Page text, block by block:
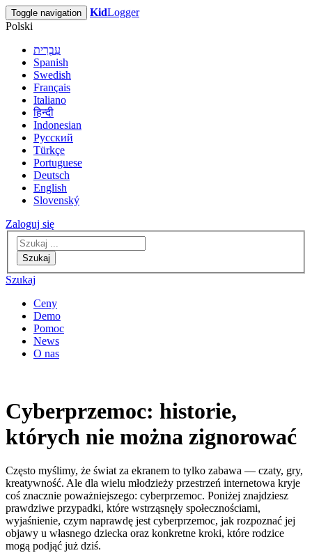
Toggle navigation KidLogger
Polski
עִבְרִית
Spanish
Swedish
Français
Italiano
हिन्दी
Indonesian
Русский
Türkçe
Portuguese
Deutsch
English
Slovenský
Zaloguj się
Szukaj
Szukaj
Ceny
Demo
Pomoc
News
O nas
Cyberprzemoc: historie,
których nie można zignorować
Często myślimy, że świat za ekranem to tylko zabawa — czaty, gry,
kreatywność. Ale dla wielu młodzieży przestrzeń internetowa kryje
coś znacznie poważniejszego: cyberprzemoc. Poniżej znajdziesz
prawdziwe przypadki, które wstrząsnęły społecznościami,
wyjaśnienie, czym naprawdę jest cyberprzemoc, jak rozpoznać jej
objawy u własnego dziecka oraz konkretne kroki, które rodzice
mogą podjąć już dziś.